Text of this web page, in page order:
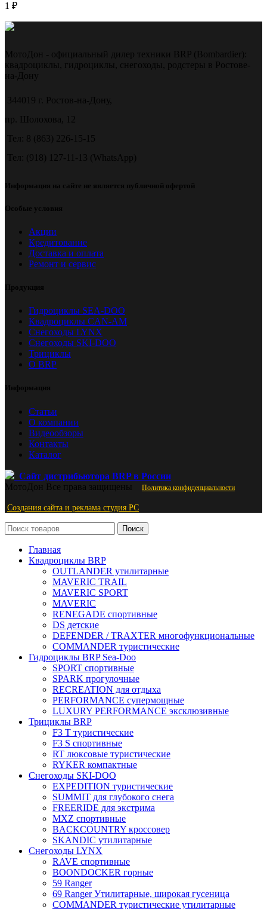
1 ₽
МотоДон - официальный дилер техники BRP (Bombardier):
квадроциклы, гидроциклы, снегоходы, родстеры в Ростове-
на-Дону
344019 г. Ростов-на-Дону,
пр. Шолохова, 12
Тел: 8 (863) 226-15-15
Тел: (918) 127-11-13 (WhatsApp)
Информация на сайте не является публичной офертой
Особые условия
Акции
Кредитование
Доставка и оплата
Ремонт и сервис
Продукция
Гидроциклы SEA-DOO
Квадроциклы CAN-AM
Снегоходы LYNX
Снегоходы SKI-DOO
Трициклы
О BRP
Информация
Статьи
О компании
Видеообзоры
Контакты
Каталог
Сайт дистрибьютора BRP в России
МотоДон Все права защищены Политика конфиденциальности
Создания сайта и реклама студия PС
Поиск
Главная
Квадроциклы BRP
OUTLANDER утилитарные
MAVERIC TRAIL
MAVERIC SPORT
MAVERIC
RENEGADE спортивные
DS детские
DEFENDER / TRAXTER многофункциональные
COMMANDER туристические
Гидроциклы BRP Sea-Doo
SPORT спортивные
SPARK прогулочные
RECREATION для отдыха
PERFORMANCE супермощные
LUXURY PERFORMANCE эксклюзивные
Трициклы BRP
F3 T туристические
F3 S спортивные
RT люксовые туристические
RYKER компактные
Снегоходы SKI-DOO
EXPEDITION туристические
SUMMIT для глубокого снега
FREERIDE для экстрима
MXZ cпортивные
BACKCOUNTRY кроссовер
SKANDIC утилитарные
Снегоходы LYNX
RAVE спортивные
BOONDOCKER горные
59 Ranger
69 Ranger Утилитарные, широкая гусеница
COMMANDER туристические утилитарные